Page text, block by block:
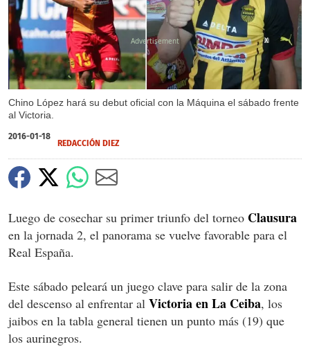
Chino López hará su debut oficial con la Máquina el sábado frente
al Victoria.
X
2016-01-18
REDACCIÓN DIEZ
Luego de cosechar su primer triunfo del torneo Clausura
en la jornada 2, el panorama se vuelve favorable para el
Real España.
Este sábado peleará un juego clave para salir de la zona
del descenso al enfrentar al Victoria en La Ceiba, los
jaibos en la tabla general tienen un punto más (19) que
los aurinegros.